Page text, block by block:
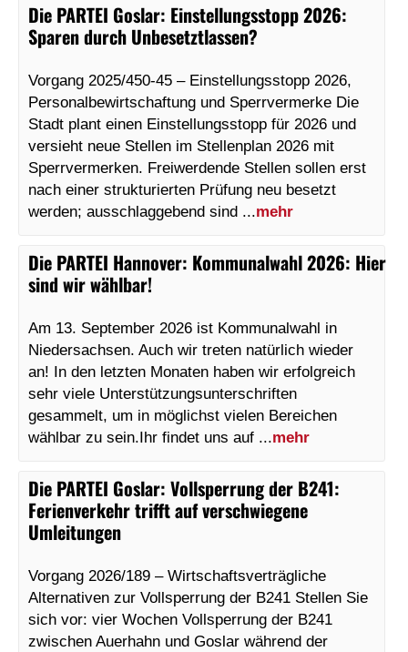
Die PARTEI Goslar: Einstellungsstopp 2026:
Sparen durch Unbesetztlassen?
Vorgang 2025/450-45 – Einstellungsstopp 2026,
Personalbewirtschaftung und Sperrvermerke Die
Stadt plant einen Einstellungsstopp für 2026 und
versieht neue Stellen im Stellenplan 2026 mit
Sperrvermerken. Freiwerdende Stellen sollen erst
nach einer strukturierten Prüfung neu besetzt
werden; ausschlaggebend sind ...mehr
Die PARTEI Hannover: Kommunalwahl 2026: Hier
sind wir wählbar!
Am 13. September 2026 ist Kommunalwahl in
Niedersachsen. Auch wir treten natürlich wieder
an! In den letzten Monaten haben wir erfolgreich
sehr viele Unterstützungsunterschriften
gesammelt, um in möglichst vielen Bereichen
wählbar zu sein.Ihr findet uns auf ...mehr
Die PARTEI Goslar: Vollsperrung der B241:
Ferienverkehr trifft auf verschwiegene
Umleitungen
Vorgang 2026/189 – Wirtschaftsverträgliche
Alternativen zur Vollsperrung der B241 Stellen Sie
sich vor: vier Wochen Vollsperrung der B241
zwischen Auerhahn und Goslar während der